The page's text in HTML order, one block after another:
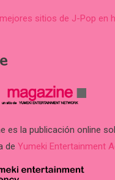
sitios de J-Pop en
es la publicación online
de Yumeki Entertainment